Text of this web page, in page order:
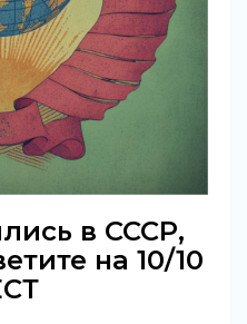
в СССР,
на 10/10